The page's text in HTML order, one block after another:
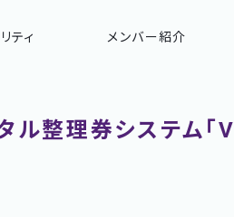
ティ メンバー紹介
整理券システム「V